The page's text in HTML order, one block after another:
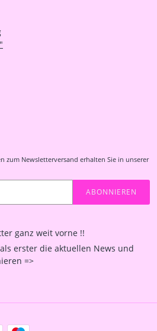
zum Newsletterversand erhalten Sie in unserer
ABONNIEREN
ganz weit vorne !!
erster die aktuellen News und
=>